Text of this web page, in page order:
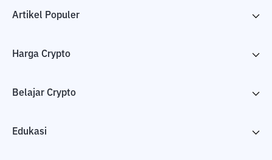
Artikel Populer
Harga Crypto
Belajar Crypto
Edukasi